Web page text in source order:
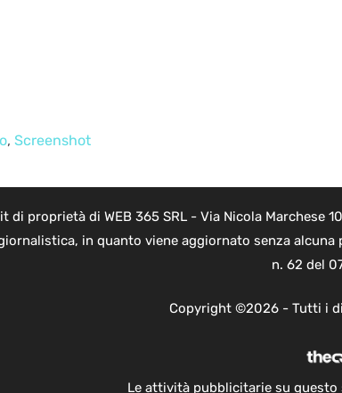
, Screenshot
di proprietà di WEB 365 SRL - Via Nicola Marchese
in quanto viene aggiornato senza
n. 62 del
Copyright ©2026 - Tutti i
Le attività pubblicitarie su